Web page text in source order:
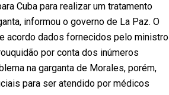
Cuba para realizar um tratamento
informou o governo de La Paz. O
acordo dados fornecidos pelo ministro
por conta dos inúmeros
na garganta de Morales, porém,
para ser atendido por médicos